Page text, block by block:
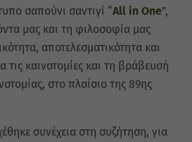
σαπούνι σαντιγί “All in One”,
μας και τη φιλοσοφία μας
αποτελεσματικότητα και
τις καινοτομίες και τη βράβευσή
στο πλαίσιο της 89ης
συνέχεια στη συζήτηση, για